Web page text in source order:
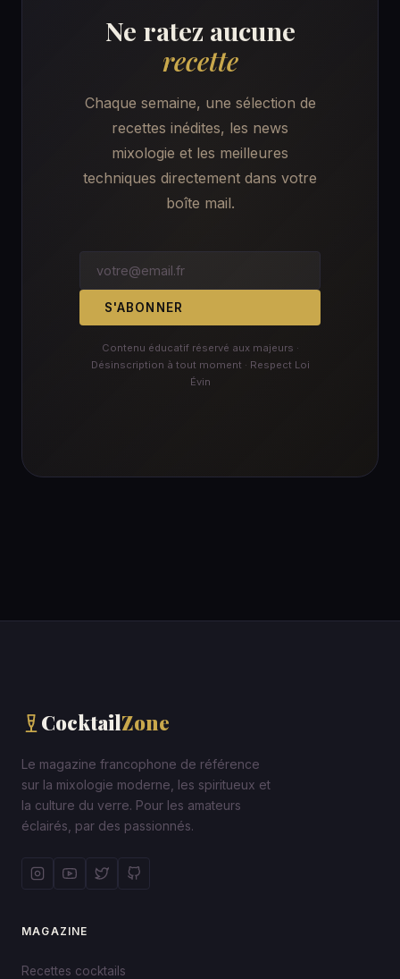
Ne ratez aucune
recette
Chaque semaine, une sélection de
recettes inédites, les news
mixologie et les meilleures
techniques directement dans votre
boîte mail.
S'ABONNER
Contenu éducatif réservé aux majeurs ·
Désinscription à tout moment · Respect Loi
Évin
CocktailZone
Le magazine francophone de référence
sur la mixologie moderne, les spiritueux et
la culture du verre. Pour les amateurs
éclairés, par des passionnés.
MAGAZINE
Recettes cocktails